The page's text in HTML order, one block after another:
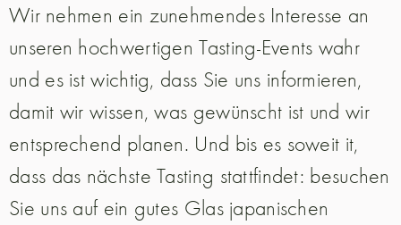
Wir nehmen ein zunehmendes Interesse an
unseren hochwertigen Tasting-Events wahr
und es ist wichtig, dass Sie uns informieren,
damit wir wissen, was gewünscht ist und wir
entsprechend planen. Und bis es soweit it,
dass das nächste Tasting stattfindet: besuchen
Sie uns auf ein gutes Glas japanischen